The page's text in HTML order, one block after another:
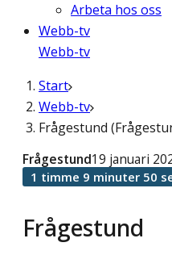
Arbeta hos oss
Webb-tv
Webb-tv
Start
Webb-tv
Frågestund
Frågestund
Frågestund19 januari
1 timme 9 minuter 50